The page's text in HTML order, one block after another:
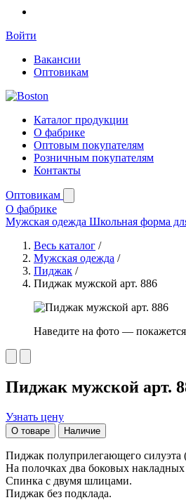
Войти
Вакансии
Оптовикам
Каталог продукции
О фабрике
Оптовым покупателям
Розничным покупателям
Контакты
Оптовикам
О фабрике
Мужская одежда Школьная форма
Весь каталог /
Мужская одежда /
Пиджак /
Пиджак мужской арт. 886
Наведите на фото —
Пиджак мужской арт.
Узнать цену
О товаре Наличие
Пиджак полуприлегающего силуэта
На полочках два боковых накладных
Спинка с двумя шлицами.
Пиджак без подклада.